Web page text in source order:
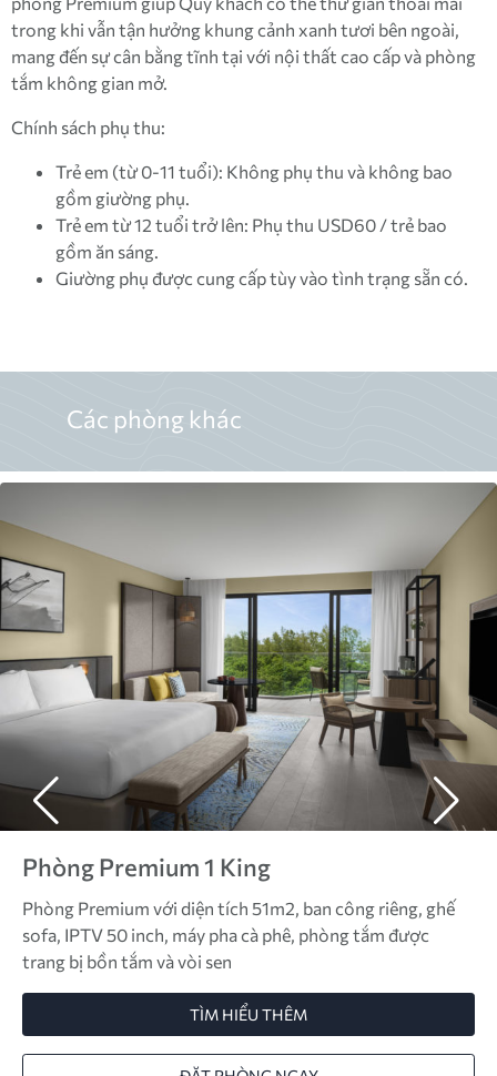
trong khi vẫn tận hưởng khung cảnh xanh tươi bên ngoài,
mang đến sự cân bằng tĩnh tại với nội thất cao cấp và phòng
tắm không gian mở.
Chính sách phụ thu:
Trẻ em (từ 0-11 tuổi): Không phụ thu và không bao
gồm giường phụ.
Trẻ em từ 12 tuổi trở lên: Phụ thu USD60 / trẻ bao
gồm ăn sáng.
Giường phụ được cung cấp tùy vào tình trạng sẵn có.
Các phòng khác
Phòng Premium 1 King
Phòng Premium với diện tích 51m2, ban công riêng, ghế
sofa, IPTV 50 inch, máy pha cà phê, phòng tắm được
trang bị bồn tắm và vòi sen
TÌM HIỂU THÊM